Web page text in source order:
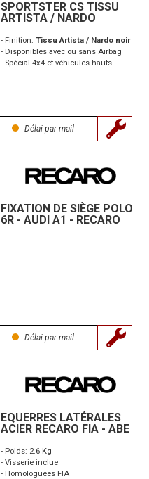
SPORTSTER CS TISSU
ARTISTA / NARDO
- Finition: Tissu Artista / Nardo noir
- Disponibles avec ou sans Airbag
- Spécial 4x4 et véhicules hauts.
Délai par mail
FIXATION DE SIÈGE POLO
6R - AUDI A1 - RECARO
Délai par mail
EQUERRES LATÉRALES
ACIER RECARO FIA - ABE
- Poids: 2.6 Kg
- Visserie inclue
- Homologuées FIA